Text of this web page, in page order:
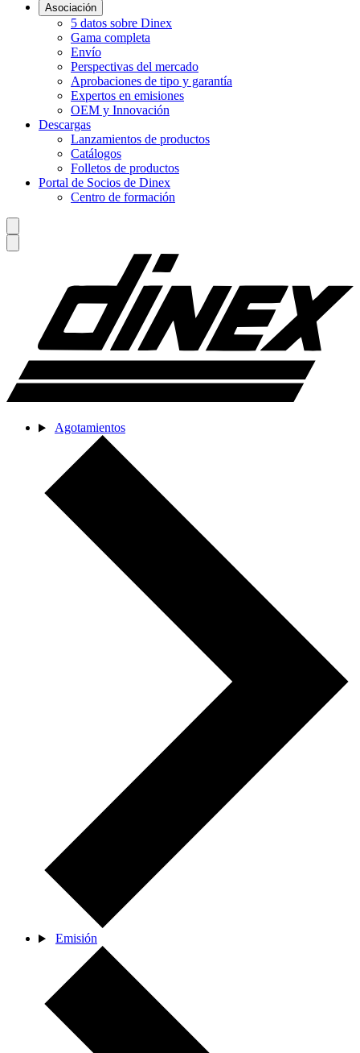
Asociación
5 datos sobre Dinex
Gama completa
Envío
Perspectivas del mercado
Aprobaciones de tipo y garantía
Expertos en emisiones
OEM y Innovación
Descargas
Lanzamientos de productos
Catálogos
Folletos de productos
Portal de Socios de Dinex
Centro de formación
Agotamientos
Emisión